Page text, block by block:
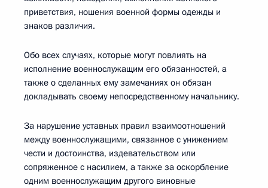
приветствия, ношения военной формы одежды и
знаков различия.
Обо всех случаях, которые могут повлиять на
исполнение военнослужащим его обязанностей, а
также о сделанных ему замечаниях он обязан
докладывать своему непосредственному начальнику.
За нарушение уставных правил взаимоотношений
между военнослужащими, связанное с унижением
чести и достоинства, издевательством или
сопряженное с насилием, а также за оскорбление
одним военнослужащим другого виновные